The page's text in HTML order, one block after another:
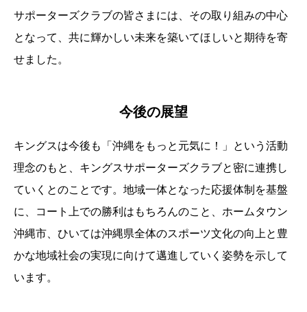
サポーターズクラブの皆さまには、その取り組みの中心
となって、共に輝かしい未来を築いてほしいと期待を寄
せました。
今後の展望
キングスは今後も「沖縄をもっと元気に！」という活動
理念のもと、キングスサポーターズクラブと密に連携し
ていくとのことです。地域一体となった応援体制を基盤
に、コート上での勝利はもちろんのこと、ホームタウン
沖縄市、ひいては沖縄県全体のスポーツ文化の向上と豊
かな地域社会の実現に向けて邁進していく姿勢を示して
います。